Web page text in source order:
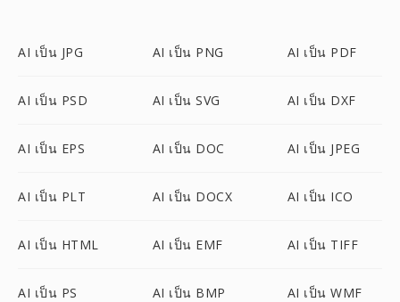
AI เป็น JPG AI เป็น PNG AI เป็น PDF
AI เป็น PSD AI เป็น SVG AI เป็น DXF
AI เป็น EPS AI เป็น DOC AI เป็น JPEG
AI เป็น PLT AI เป็น DOCX AI เป็น ICO
AI เป็น HTML AI เป็น EMF AI เป็น TIFF
AI เป็น PS AI เป็น BMP AI เป็น WMF